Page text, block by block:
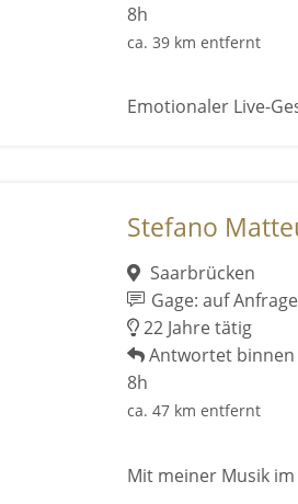
8h
ca. 39 km entfernt
Emotionaler Live-
Stefano
Saarbrücken
Gage: auf Anfrage
22 Jahre tätig
Antwortet binnen
8h
ca. 47 km entfernt
Mit meiner Musik